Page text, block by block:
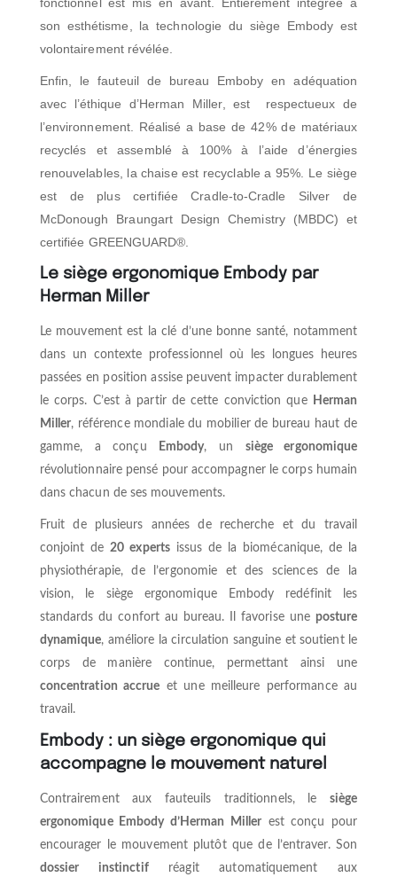
son esthétisme, la technologie du siège Embody est
volontairement révélée.
Enfin, le fauteuil de bureau Emboby en adéquation
avec l’éthique d’Herman Miller, est
respectueux de
l’environnement. Réalisé a base de 42% de matériaux
recyclés et assemblé à 100% à l’aide d’énergies
renouvelables, la chaise est recyclable a 95%. Le siège
est de pluscertifiée Cradle-to-Cradle Silver de
McDonough Braungart Design Chemistry (MBDC) et
certifiée GREENGUARD®.
Le siège ergonomique Embody par
Herman Miller
Le mouvement est la clé d’une bonne santé, notamment
dans un contexte professionnel où les longues heures
passées en position assise peuvent impacter durablement
le corps. C’est à partir de cette conviction que
Herman
Miller, référence mondiale du mobilier de bureau haut de
gamme, a conçu
Embody, un siège ergonomique
révolutionnaire pensé pour accompagner le corps humain
dans chacun de ses mouvements.
Fruit de plusieurs années de recherche et du travail
conjoint de 20 expertsissus de la biomécanique, de la
physiothérapie, de l’ergonomie et des sciences de la
vision, le siège ergonomique Embody redéfinit les
standards du confort au bureau. Il favorise une posture
dynamique, améliore la circulation sanguine et soutient le
corps de manière continue, permettant ainsi une
concentration accrue et une meilleure performance au
travail.
Embody : un siège ergonomique qui
accompagne le mouvement naturel
Contrairement aux fauteuils traditionnels, le siège
ergonomique Embody d’Herman Miller est conçu pour
encourager le mouvement plutôt que de l’entraver. Son
dossier instinctifréagit automatiquement aux